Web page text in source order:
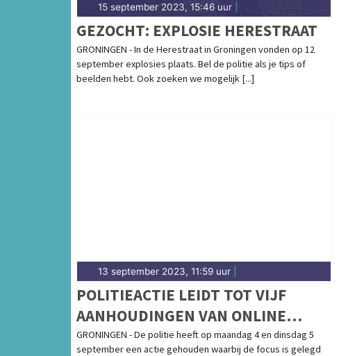
15 september 2023, 15:46 uur
GEZOCHT: EXPLOSIE HERESTRAAT
GRONINGEN - In de Herestraat in Groningen vonden op 12
september explosies plaats. Bel de politie als je tips of
beelden hebt. Ook zoeken we mogelijk [...]
13 september 2023, 11:59 uur
POLITIEACTIE LEIDT TOT VIJF
AANHOUDINGEN VAN ONLINE
BEZORGERS VAN DRUGS
GRONINGEN - De politie heeft op maandag 4 en dinsdag 5
september een actie gehouden waarbij de focus is gelegd